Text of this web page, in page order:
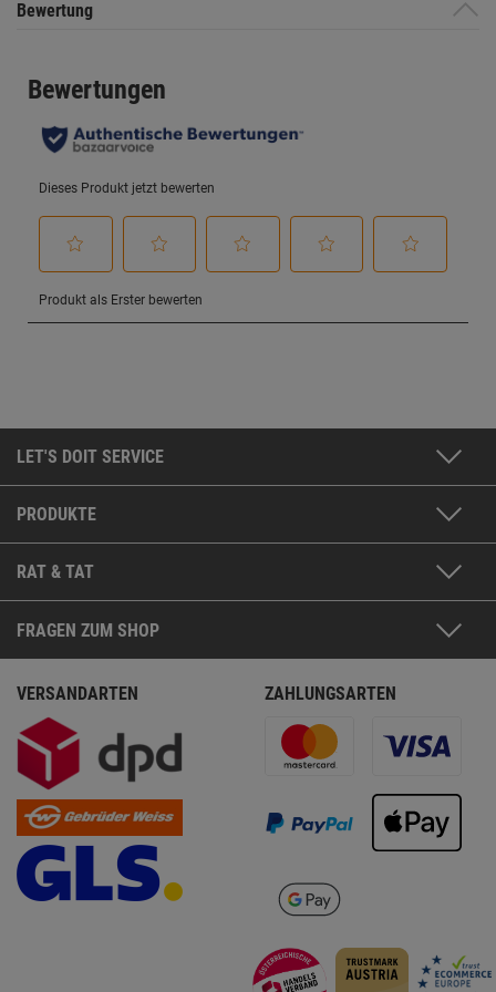
Bewertung
LET'S DOIT SERVICE
PRODUKTE
RAT & TAT
FRAGEN ZUM SHOP
VERSANDARTEN ZAHLUNGSARTEN